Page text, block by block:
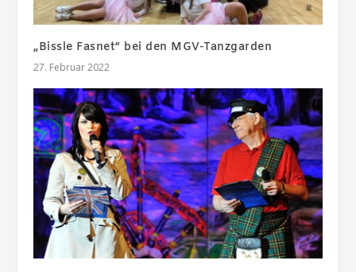
„Bissle Fasnet“ bei den MGV-Tanzgarden
27. Februar 2022